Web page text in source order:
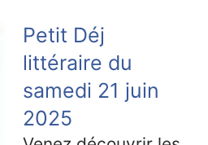
Petit Déj
littéraire du
samedi 21 juin
2025